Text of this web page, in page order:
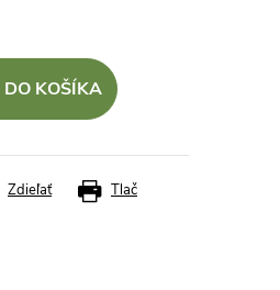
KOŠÍKA
Tlač
Zdieľať